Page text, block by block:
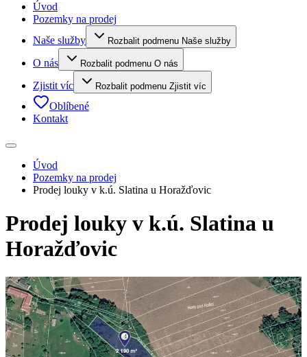
Úvod
Pozemky na prodej
Naše služby
Rozbalit podmenu Naše služby
O nás Rozbalit podmenu O nás
Zjistit víc Rozbalit podmenu Zjistit víc
Oblíbené
Kontakt
Úvod
Pozemky na prodej
Prodej louky v k.ú. Slatina u Horažďovic
Prodej louky v k.ú. Slatina u
Horažďovic